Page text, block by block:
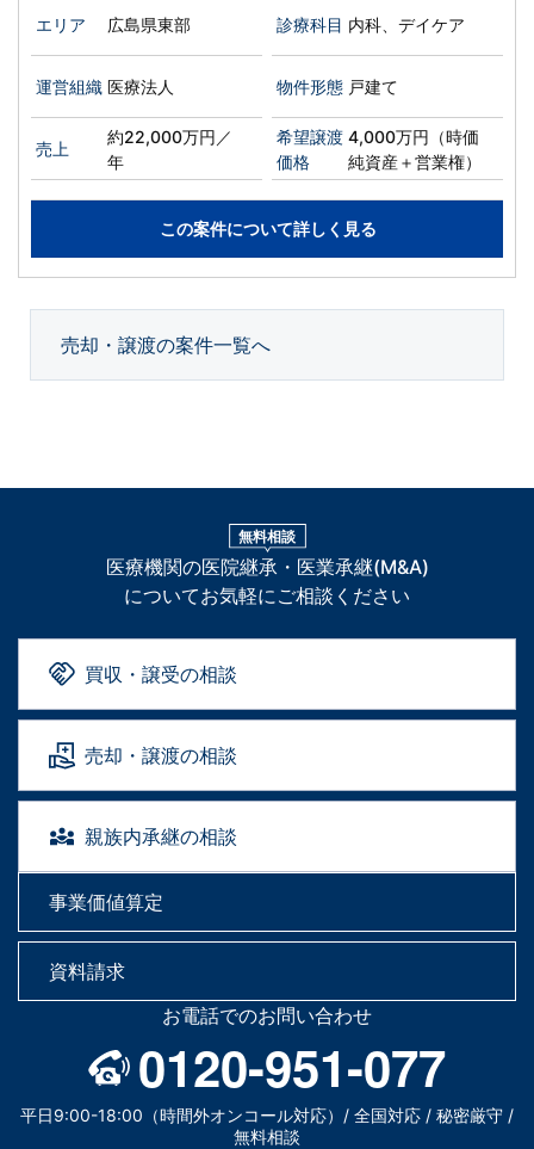
エリア 広島県東部 診療科目 内科、デイケア
運営組織 医療法人 物件形態 戸建て
売上
約22,000万円／
年
希望譲渡
価格
4,000万円（時価
純資産＋営業権）
この案件について詳しく見る
売却・譲渡の案件一覧へ
無料相談
医療機関の医院継承・医業承継(M&A)
についてお気軽にご相談ください
買収・譲受の相談
売却・譲渡の相談
親族内承継の相談
事業価値算定
資料請求
お電話でのお問い合わせ
0120-951-077
平日9:00-18:00（時間外オンコール対応）/ 全国対応 / 秘密厳守 /
無料相談